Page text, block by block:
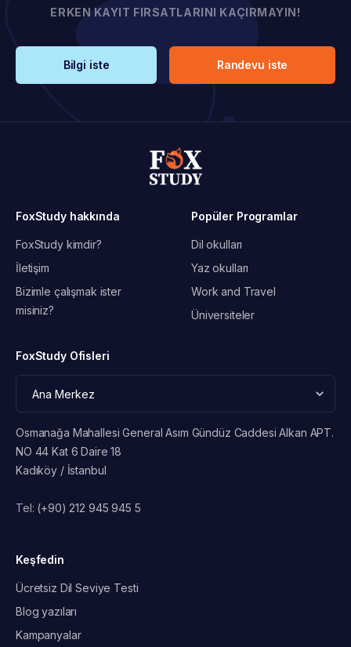
ERKEN KAYIT FIRSATLARINI KAÇIRMAYIN!
Bilgi iste Randevu iste
FoxStudy hakkında
FoxStudy kimdir?
İletişim
Bizimle çalışmak ister
misiniz?
Popüler Programlar
Dil okulları
Yaz okulları
Work and Travel
Üniversiteler
FoxStudy Ofisleri
Osmanağa Mahallesi General Asım Gündüz Caddesi Alkan APT.
NO 44 Kat 6 Daire 18
Kadıköy / İstanbul
Tel: (+90) 212 945 945 5
Keşfedin
Ücretsiz Dil Seviye Testi
Blog yazıları
Kampanyalar